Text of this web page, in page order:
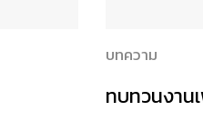
บทความ
ทบทวนงาน